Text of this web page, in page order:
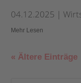
04.12.2025 |
Mehr Lesen
« Ältere Einträge